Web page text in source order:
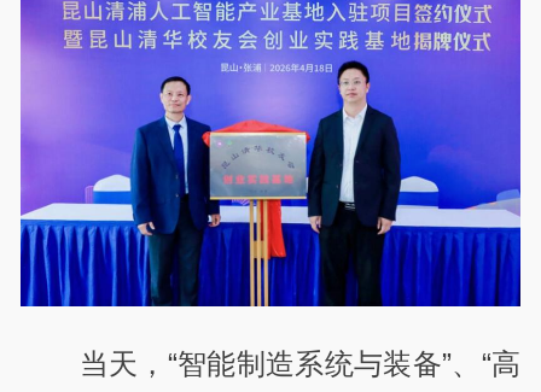
当天，“智能制造系统与装备”、“高